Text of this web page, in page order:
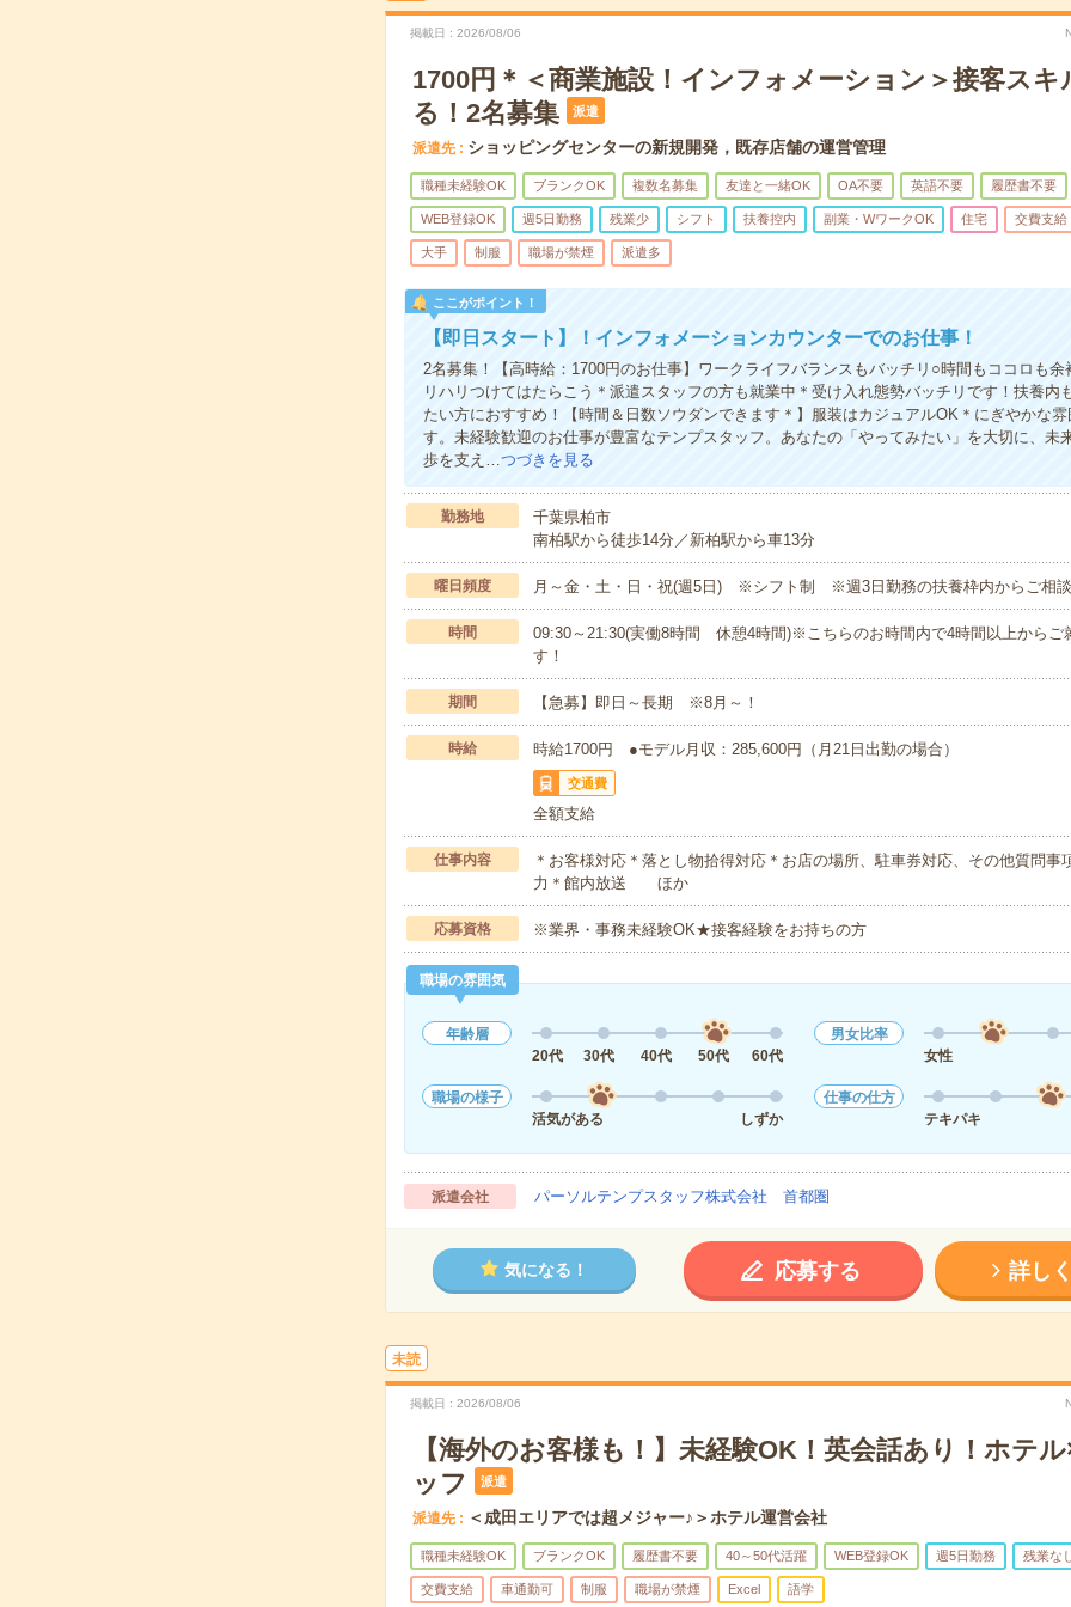
掲載日 2026/08/06
1700円＊＜商業施設！インフォメーション＞接客スキ
る！2名募集
派遣
派遣先 ショッピングセンターの新規開発，既存店舗の運営管理
職種未経験OK ブランクOK 複数名募集 友達と一緒OK OA不要 英語不要 履歴書不要
WEB登録OK 週5日勤務 残業少 シフト 扶養控内 副業・WワークOK 住宅 交費支給
大手 制服 職場が禁煙 派遣多
ここがポイント！
【即日スタート】！インフォメーションカウンターでのお仕事！
2名募集！【高時給：1700円のお仕事】ワークライフバランスもバッチリ○時間もココロも余
リハリつけてはたらこう＊派遣スタッフの方も就業中＊受け入れ態勢バッチリです！扶養内
たい方におすすめ！【時間＆日数ソウダンできます＊】服装はカジュアルOK＊にぎやかな
す。未経験歓迎のお仕事が豊富なテンプスタッフ。あなたの「やってみたい」を大切に、未
歩を支え…つづきを見る
勤務地
千葉県柏市
南柏駅から徒歩14分／新柏駅から車13分
曜日頻度 月～金・土・日・祝(週5日) ※シフト制 ※週3日勤務の扶養枠内からご相
時間
09:30～21:30(実働8時間 休憩4時間)※こちらのお時間内で4時間以上からご
す！
期間 【急募】即日～長期 ※8月～！
時給 時給1700円 ●モデル月収：285,600円（月21日出勤の場合）
交通費
全額支給
仕事内容
＊お客様対応＊落とし物拾得対応＊お店の場所、駐車券対応、その他質問事
力＊館内放送 ほか
応募資格 ※業界・事務未経験OK★接客経験をお持ちの方
職場の雰囲気
年齢層
20代
30代 40代 50代 60代
男女比率
女性
職場の様子
活気がある
しずか
仕事の仕方
テキパキ
派遣会社 パーソルテンプスタッフ株式会社 首都圏
気になる！ 応募する 詳し
未読
掲載日 2026/08/06
【海外のお客様も！】未経験OK！英会話あり！ホテ
ッフ
派遣
派遣先 ＜成田エリアでは超メジャー♪＞ホテル運営会社
職種未経験OK ブランクOK 履歴書不要 40～50代活躍 WEB登録OK 週5日勤務 残業な
交費支給 車通勤可 制服 職場が禁煙 Excel 語学